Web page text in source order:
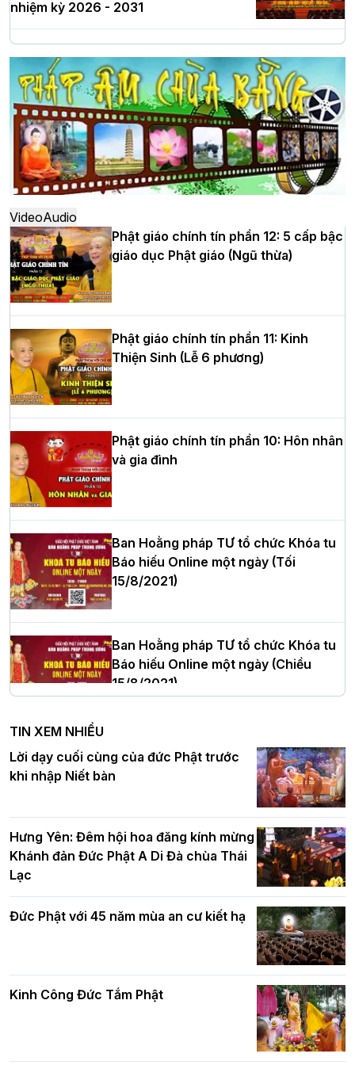
nhiệm kỳ 2026 - 2031
Hà Nội: Long trọng lễ khởi công xây
dựng Trung tâm văn hóa Phật giáo Thủ
đô
Hà Nội: Ngày tu học cuối cùng khép lại
khóa sinh hoạt Phật pháp mùa hè lần
thứ XIV tại chùa Bằng
Học yêu thương trong ngày tu tập thứ
tư của Khóa sinh hoạt Phật pháp mùa
hè tại chùa Bằng
HT.Thích Thọ Lạc được suy cử làm tân
Trưởng BTS GHPGVN tỉnh Nghệ An
Hòa thượng Thích Quảng Tùng tái đắc
cử Trưởng BTS GHPGVN thành phố Hải
Phòng nhiệm kỳ 2026 – 2031
Thượng tọa Thích Tâm Chính được suy
cử tân Trưởng ban Trị sự GHPGVN tỉnh
Hà Nội: Tăng Ni Trường hạ Bồ Đề trang
nghiêm tác pháp Tiền an cư PL.2570 –
DL.2026
Hà Nội
Hơn 5.000 người tham dự diễu hành,
VideoAudio
Phật giáo chính tín phần 12: 5 cấp bậc
giáo dục Phật giáo (Ngũ thừa)
Phật giáo chính tín phần 11: Kinh
Thiện Sinh (Lễ 6 phương)
Phật giáo chính tín phần 10: Hôn nhân
và gia đình
Ban Hoằng pháp TƯ tổ chức Khóa tu
Báo hiếu Online một ngày (Tối
15/8/2021)
Ban Hoằng pháp TƯ tổ chức Khóa tu
Báo hiếu Online một ngày (Chiều
15/8/2021)
Ban Hoằng pháp TƯ tổ chức Khóa tu
Báo hiếu Online một ngày (Sáng
15/8/2021)
Tinh thần yêu nước của Phật giáo
Phật giáo chính tín Phần 9: Giải thích
TIN XEM NHIỀU
Lời dạy cuối cùng của đức Phật trước
khi nhập Niết bàn
Hưng Yên: Đêm hội hoa đăng kính mừng
Khánh đản Đức Phật A Di Đà chùa Thái
Lạc
Đức Phật với 45 năm mùa an cư kiết hạ
Kinh Công Đức Tắm Phật